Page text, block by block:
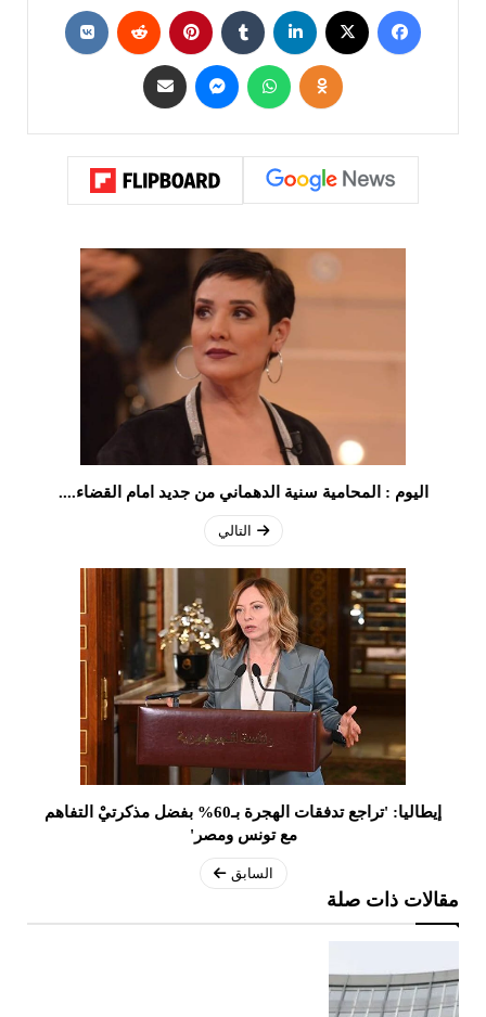
اليوم : المحامية سنية الدهماني من جديد امام القضاء....
التالي
إيطاليا: 'تراجع تدفقات الهجرة بـ60% بفضل مذكرتيْ التفاهم
مع تونس ومصر'
السابق
مقالات ذات صلة